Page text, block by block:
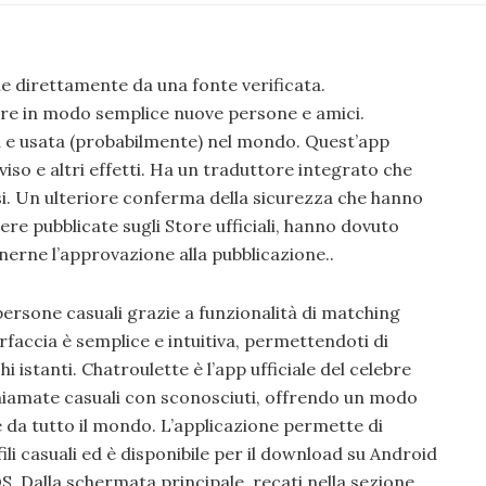
direttamente da una fonte verificata.
in modo semplice nuove persone e amici.
usata (probabilmente) nel mondo. Quest’app
e altri effetti. Ha un traduttore integrato che
Un ulteriore conferma della sicurezza che hanno
pubblicate sugli Store ufficiali, hanno dovuto
l’approvazione alla pubblicazione..
casuali grazie a funzionalità di matching
è semplice e intuitiva, permettendoti di
Chatroulette è l’app ufficiale del celebre
casuali con sconosciuti, offrendo un modo
tutto il mondo. L’applicazione permette di
ed è disponibile per il download su Android